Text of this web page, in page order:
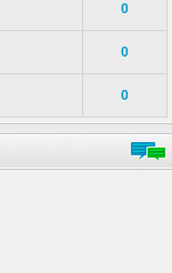
0
0
0